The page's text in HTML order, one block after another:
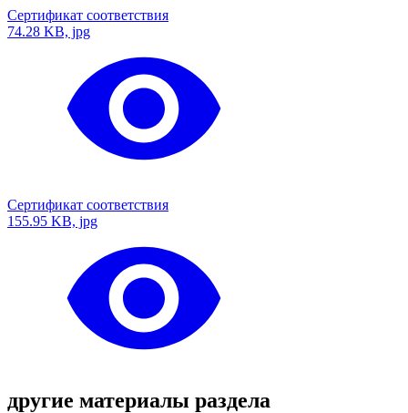
Сертификат соответствия
74.28 KB, jpg
Сертификат соответствия
155.95 KB, jpg
другие материалы раздела